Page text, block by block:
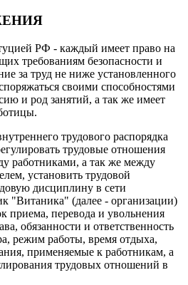
РФ - каждый имеет право на
требованиям безопасности и
за труд не ниже установленного
своими способностями
и род занятий, а так же имеет
трудового распорядка
трудовые отношения
работниками, а так же между
установить трудовой
дисциплину в сети
"Витаника" (далее - организации)
приема, перевода и увольнения
обязанности и ответственность
режим работы, время отдыха,
применяемые к работникам, а
трудовых отношений в